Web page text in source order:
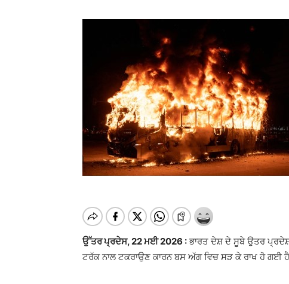
ਉੱਤਰ ਪ੍ਰਦੇਸ, 22 ਮਈ 2026 : ਭਾਰਤ ਦੇਸ਼ ਦੇ ਸੂਬੇ ਉਤਰ
ਟਰੱਕ ਨਾਲ ਟਕਰਾਉਣ ਕਾਰਨ ਬਸ ਅੱਗ ਵਿਚ ਸੜ ਕੇ ਰਾਖ ਹੋ ਗਈ